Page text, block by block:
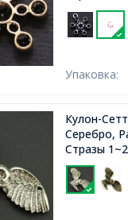
Упаковка:
Кулон-
Серебро,
Стразы